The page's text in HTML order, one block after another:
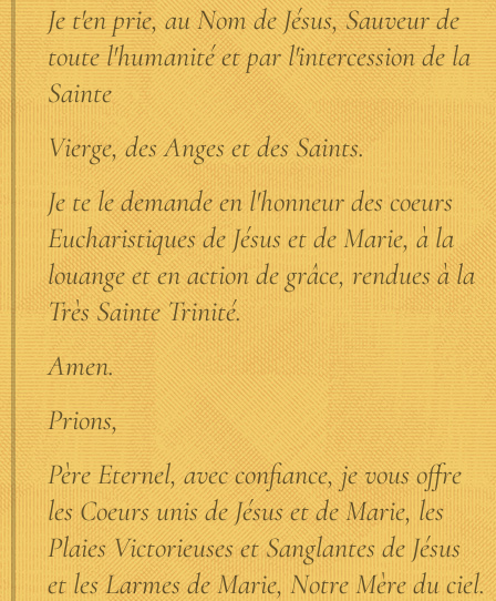
Je t'en prie, au Nom de Jésus, Sauveur de
toute l'humanité et par l'intercession de la
Sainte
Vierge, des Anges et des Saints.
Je te le demande en l'honneur des coeurs
Eucharistiques de Jésus et de Marie, à la
louange et en action de grâce, rendues à la
Très Sainte Trinité.
Amen.
Prions,
Père Eternel, avec confiance, je vous offre
les Coeurs unis de Jésus et de Marie, les
Plaies Victorieuses et Sanglantes de Jésus
et les Larmes de Marie, Notre Mère du ciel.